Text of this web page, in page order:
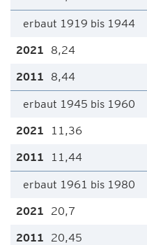
erbaut 1919 bis 1944
8,24
8,44
erbaut 1945 bis 1960
11,36
11,44
erbaut 1961 bis 1980
20,7
20,45